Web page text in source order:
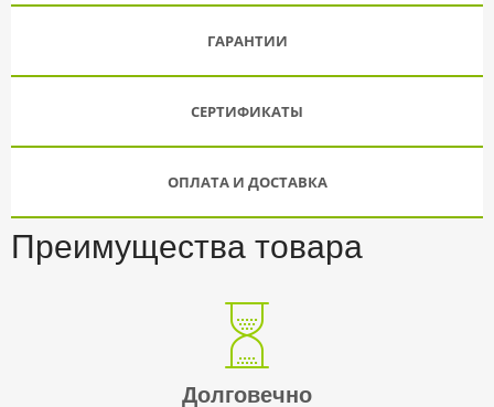
ГАРАНТИИ
СЕРТИФИКАТЫ
ОПЛАТА И ДОСТАВКА
Преимущества товара
Долговечно